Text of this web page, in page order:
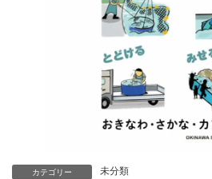
カテゴリー 未分類